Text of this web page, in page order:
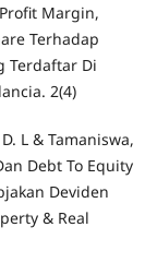
Margin,
Terhadap
Terdaftar Di
2(4)
L & Tamaniswa,
Debt To Equity
Deviden
& Real